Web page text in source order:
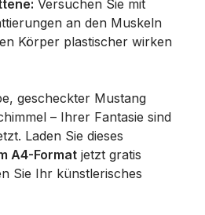
Versuchen Sie mit
an den Muskeln
Körper plastischer wirken
gescheckter Mustang
– Ihrer Fantasie sind
Laden Sie dieses
A4-Format jetzt gratis
Sie Ihr künstlerisches